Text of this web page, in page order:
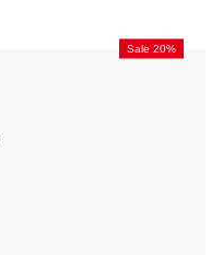
Sale 20%